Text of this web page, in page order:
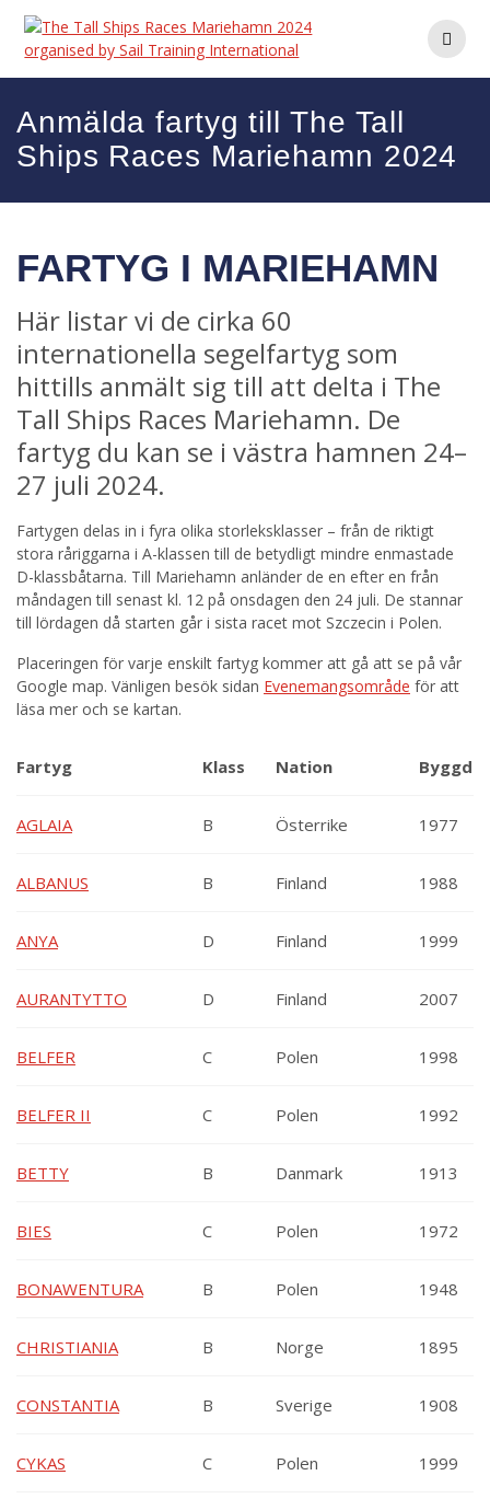
Hoppa
innehåll
Anmälda fartyg till The Tall
Ships Races Mariehamn 2024
FARTYG I MARIEHAMN
Här listar vi de cirka 60
internationella segelfartyg som
hittills anmält sig till att delta i The
Tall Ships Races Mariehamn. De
fartyg du kan se i västra hamnen 24–
27 juli 2024.
Fartygen delas in i fyra olika storleksklasser – från de riktigt
stora råriggarna i A-klassen till de betydligt mindre enmastade
D-klassbåtarna. Till Mariehamn anländer de en efter en från
måndagen till senast kl. 12 på onsdagen den 24 juli. De stannar
till lördagen då starten går i sista racet mot Szczecin i Polen.
Placeringen för varje enskilt fartyg kommer att gå att se på vår
Google map. Vänligen besök sidan Evenemangsområde för att
läsa mer och se kartan.
Fartyg Klass Nation Byggd
AGLAIA B Österrike 1977
ALBANUS B Finland 1988
ANYA D Finland 1999
AURANTYTTO D Finland 2007
BELFER C Polen 1998
BELFER II C Polen 1992
BETTY B Danmark 1913
BIES C Polen 1972
BONAWENTURA B Polen 1948
CHRISTIANIA B Norge 1895
CONSTANTIA B Sverige 1908
CYKAS C Polen 1999